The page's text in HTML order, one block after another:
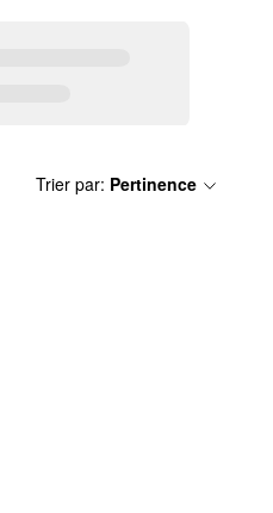
Trier par: Pertinence